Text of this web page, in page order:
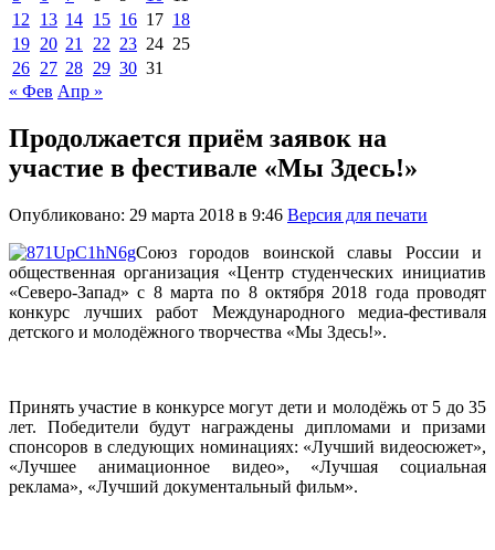
12
13 14 15 16 17 18
19 20 21 22 23 24 25
26 27 28 29 30 31
« Фев Апр »
Продолжается приём заявок на
участие в фестивале «Мы Здесь!»
Опубликовано: 29 марта 2018 в 9:46 Версия для печати
Союз городов воинской славы России и
общественная организация «Центр студенческих инициатив
«Северо-Запад» с 8 марта по 8 октября 2018 года проводят
конкурс лучших работ Международного медиа-фестиваля
детского и молодёжного творчества «Мы Здесь!».
Принять участие в конкурсе могут дети и молодёжь от 5 до 35
лет. Победители будут награждены дипломами и призами
спонсоров в следующих номинациях: «Лучший видеосюжет»,
«Лучшее анимационное видео», «Лучшая социальная
реклама», «Лучший документальный фильм».